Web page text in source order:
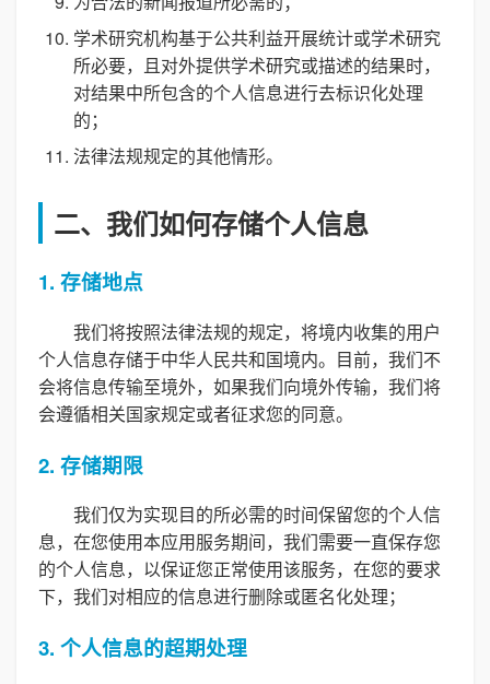
学术研究机构基于公共利益开展统计或学术研究
所必要，且对外提供学术研究或描述的结果时，
对结果中所包含的个人信息进行去标识化处理
的；
法律法规规定的其他情形。
二、我们如何存储个人信息
1. 存储地点
我们将按照法律法规的规定，将境内收集的用户
个人信息存储于中华人民共和国境内。目前，我们不
会将信息传输至境外，如果我们向境外传输，我们将
会遵循相关国家规定或者征求您的同意。
2. 存储期限
我们仅为实现目的所必需的时间保留您的个人信
息，在您使用本应用服务期间，我们需要一直保存您
的个人信息，以保证您正常使用该服务，在您的要求
下，我们对相应的信息进行删除或匿名化处理；
3. 个人信息的超期处理